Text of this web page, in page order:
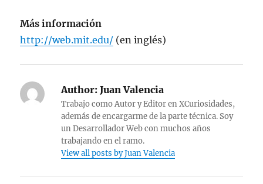
Más información
http://web.mit.edu/ (en inglés)
Author: Juan Valencia
Trabajo como Autor y Editor en XCuriosidades,
además de encargarme de la parte técnica. Soy
un Desarrollador Web con muchos años
trabajando en el ramo.
View all posts by Juan Valencia